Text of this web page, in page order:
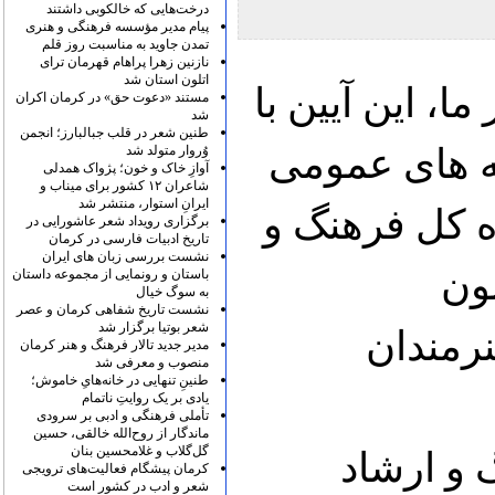
این آیین با
های عمومی
کل فرهنگ و
و ارشاد
درخت‌هایی که خالکوبی داشتند
پیام مدیر مؤسسه فرهنگی و هنری
تمدن جاوید به مناسبت روز قلم
نازنین زهرا پراهام قهرمان ترای
اتلون استان شد
مستند «دعوت حق» در کرمان اکران
شد
طنین شعر در قلب جبالبارز؛ انجمن
وُروار متولد شد
آوازِ خاک و خون؛ پژواک همدلی
شاعران ۱۲ کشور برای میناب و
ایرانِ استوار، منتشر شد
برگزاری رویداد شعر عاشورایی در
تاریخ ادبیات فارسی در کرمان
نشست بررسی زبان های ایران
باستان و رونمایی از مجموعه داستان
به سوگ خیال
نشست تاریخ شفاهی کرمان و عصر
شعر بوتیا برگزار شد
مدیر جدید تالار فرهنگ و هنر کرمان
منصوب و معرفی شد
طنینِ تنهایی در خانه‌هایِ خاموش؛
یادی بر یک روایتِ ناتمام
تأملی فرهنگی و ادبی بر سرودی
ماندگار از روح‌الله خالقی، حسین
گل‌گلاب و غلامحسین بنان
کرمان پیشگام فعالیت‌های ترویجی
شعر و ادب در کشور است